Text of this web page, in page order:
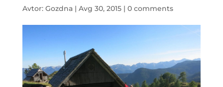
Avtor: Gozdna| Avg 30, 2015| 0 comments